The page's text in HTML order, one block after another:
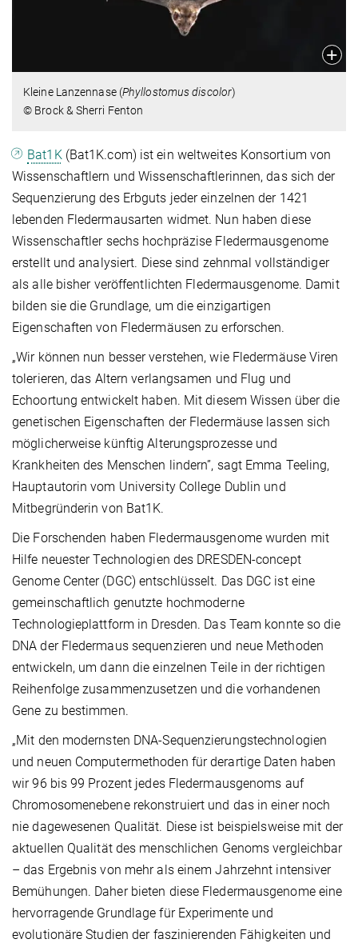
Kleine Lanzennase (Phyllostomus discolor)
© Brock & Sherri Fenton
Bat1K(Bat1K.com) ist ein weltweites Konsortium von
Wissenschaftlern und Wissenschaftlerinnen, das sich der
Sequenzierung des Erbguts jeder einzelnen der 1421
lebenden Fledermausarten widmet. Nun haben diese
Wissenschaftler sechs hochpräzise Fledermausgenome
erstellt und analysiert. Diese sind zehnmal vollständiger
als alle bisher veröffentlichten Fledermausgenome. Damit
bilden sie die Grundlage, um die einzigartigen
Eigenschaften von Fledermäusen zu erforschen.
„Wir können nun besser verstehen, wie Fledermäuse Viren
tolerieren, das Altern verlangsamen und Flug und
Echoortung entwickelt haben. Mit diesem Wissen über die
genetischen Eigenschaften der Fledermäuse lassen sich
möglicherweise künftig Alterungsprozesse und
Krankheiten des Menschen lindern”, sagt Emma Teeling,
Hauptautorin vom University College Dublin und
Mitbegründerin von Bat1K.
Die Forschenden haben Fledermausgenome wurden mit
Hilfe neuester Technologien des DRESDEN-concept
Genome Center (DGC) entschlüsselt. Das DGC ist eine
gemeinschaftlich genutzte hochmoderne
Technologieplattform in Dresden. Das Team konnte so die
DNA der Fledermaus sequenzieren und neue Methoden
entwickeln, um dann die einzelnen Teile in der richtigen
Reihenfolge zusammenzusetzen und die vorhandenen
Gene zu bestimmen.
„Mit den modernsten DNA-Sequenzierungstechnologien
und neuen Computermethoden für derartige Daten haben
wir 96 bis 99 Prozent jedes Fledermausgenoms auf
Chromosomenebene rekonstruiert und das in einer noch
nie dagewesenen Qualität. Diese ist beispielsweise mit der
aktuellen Qualität des menschlichen Genoms vergleichbar
– das Ergebnis von mehr als einem Jahrzehnt intensiver
Bemühungen. Daher bieten diese Fledermausgenome eine
hervorragende Grundlage für Experimente und
evolutionäre Studien der faszinierenden Fähigkeiten und